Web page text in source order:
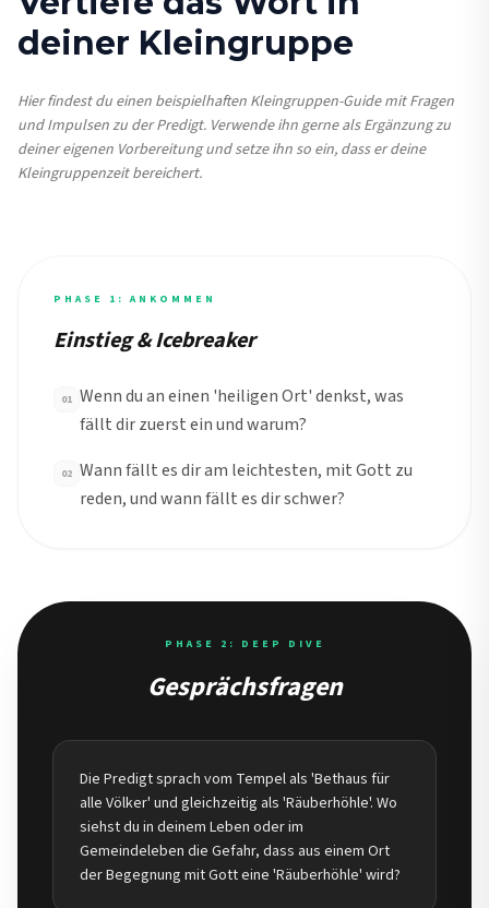
deiner Kleingruppe
Hier findest du einen beispielhaften Kleingruppen-Guide mit Fragen
und Impulsen zu der Predigt. Verwende ihn gerne als Ergänzung zu
deiner eigenen Vorbereitung und setze ihn so ein, dass er deine
Kleingruppenzeit bereichert.
PHASE 1: ANKOMMEN
Einstieg & Icebreaker
01 Wenn du an einen 'heiligen Ort' denkst, was
fällt dir zuerst ein und warum?
02 Wann fällt es dir am leichtesten, mit Gott zu
reden, und wann fällt es dir schwer?
PHASE 2: DEEP DIVE
Gesprächsfragen
Die Predigt sprach vom Tempel als 'Bethaus für
alle Völker' und gleichzeitig als 'Räuberhöhle'. Wo
siehst du in deinem Leben oder im
Gemeindeleben die Gefahr, dass aus einem Ort
der Begegnung mit Gott eine 'Räuberhöhle' wird?